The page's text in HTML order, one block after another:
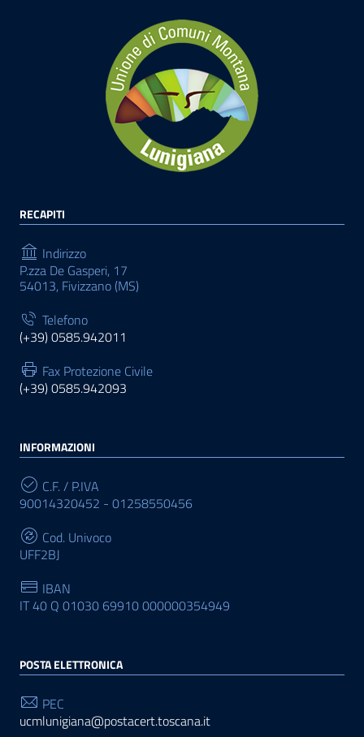
RECAPITI
Indirizzo
P.zza De Gasperi, 17
54013, Fivizzano (MS)
Telefono
(+39) 0585.942011
Fax Protezione Civile
(+39) 0585.942093
INFORMAZIONI
C.F. / P.IVA
90014320452 - 01258550456
Cod. Univoco
UFF2BJ
IBAN
IT 40 Q 01030 69910 000000354949
POSTA ELETTRONICA
PEC
ucmlunigiana@postacert.toscana.it